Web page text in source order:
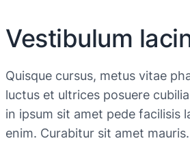
Vestibulum
Quisque cursus, metus vitae
luctus et ultrices posuere
in ipsum sit amet pede facilisis
enim. Curabitur sit amet